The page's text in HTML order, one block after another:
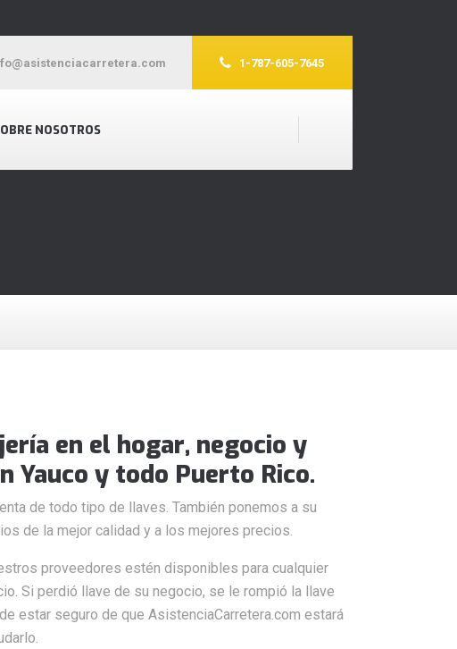
NOSOTROS
1-787-605-7645
en el hogar, negocio y
Yauco y todo Puerto Rico.
de todo tipo de llaves. También ponemos a su
de la mejor calidad y a los mejores precios.
proveedores estén disponibles para cualquier
Si perdió llave de su negocio, se le rompió la llave
estar seguro de que AsistenciaCarretera.com estará